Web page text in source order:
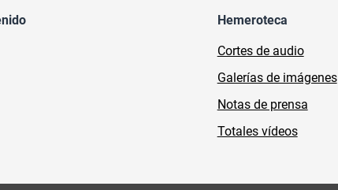
Hemeroteca
Cortes de audio
Galerías de imágenes
Notas de prensa
Totales vídeos